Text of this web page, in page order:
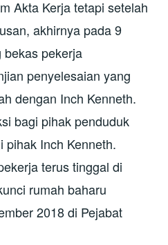
Akta Kerja tetapi setelah
akhirnya pada 9
bekas pekerja
penyelesaian yang
dengan Inch Kenneth.
bagi pihak penduduk
pihak Inch Kenneth.
terus tinggal di
rumah baharu
2018 di Pejabat